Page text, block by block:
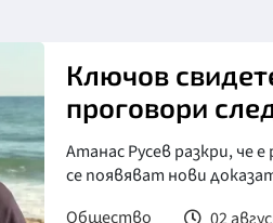
Ключов
проговори
Атанас Русев разкри, че
се появяват нови
Общество